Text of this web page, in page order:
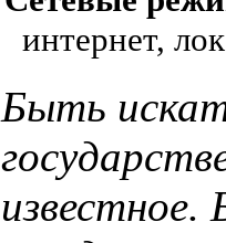
интернет,
Быть